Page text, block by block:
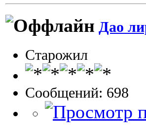
Дао
Старожил
Сообщений: 698